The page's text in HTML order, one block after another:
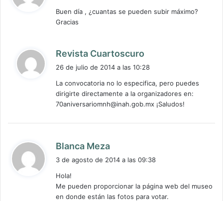
e
Buen día , ¿cuantas se pueden subir máximo?
Gracias
Revista Cuartoscuro
e
:
26 de julio de 2014 a las 10:28
La convocatoria no lo especifica, pero puedes
dirigirte directamente a la organizadores en:
70aniversariomnh@inah.gob.mx ¡Saludos!
Blanca Meza
:
3 de agosto de 2014 a las 09:38
Hola!
Me pueden proporcionar la página web del museo
en donde están las fotos para votar.